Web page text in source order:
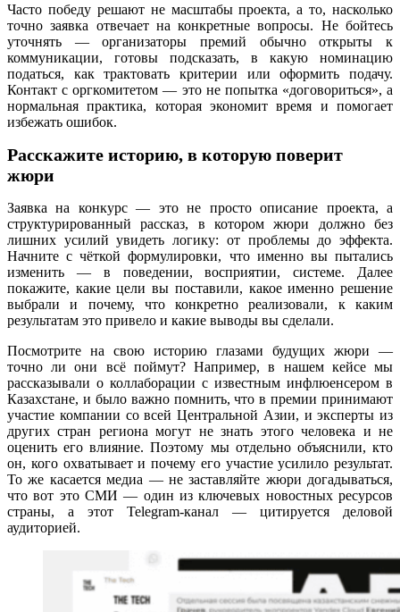
Часто победу решают не масштабы проекта, а то, насколько
точно заявка отвечает на конкретные вопросы. Не бойтесь
уточнять — организаторы премий обычно открыты к
коммуникации, готовы подсказать, в какую номинацию
податься, как трактовать критерии или оформить подачу.
Контакт с оргкомитетом — это не попытка «договориться», а
нормальная практика, которая экономит время и помогает
избежать ошибок.
Расскажите историю, в которую поверит
жюри
Заявка на конкурс — это не просто описание проекта, а
структурированный рассказ, в котором жюри должно без
лишних усилий увидеть логику: от проблемы до эффекта.
Начните с чёткой формулировки, что именно вы пытались
изменить — в поведении, восприятии, системе. Далее
покажите, какие цели вы поставили, какое именно решение
выбрали и почему, что конкретно реализовали, к каким
результатам это привело и какие выводы вы сделали.
Посмотрите на свою историю глазами будущих жюри —
точно ли они всё поймут? Например, в нашем кейсе мы
рассказывали о коллаборации с известным инфлюенсером в
Казахстане, и было важно помнить, что в премии принимают
участие компании со всей Центральной Азии, и эксперты из
других стран региона могут не знать этого человека и не
оценить его влияние. Поэтому мы отдельно объяснили, кто
он, кого охватывает и почему его участие усилило результат.
То же касается медиа — не заставляйте жюри догадываться,
что вот это СМИ — один из ключевых новостных ресурсов
страны, а этот Telegram-канал — цитируется деловой
аудиторией.